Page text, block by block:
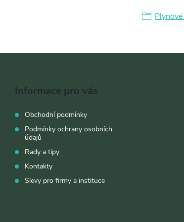
Informace pro vás
Obchodní podmínky
Podmínky ochrany osobních
údajů
Rady a tipy
Kontakty
Slevy pro firmy a instituce